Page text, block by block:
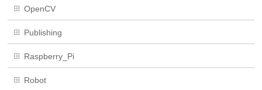
OpenCV
Publishing
Raspberry_Pi
Robot